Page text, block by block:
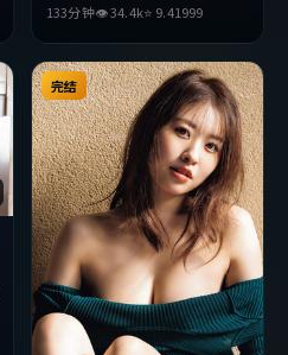
等主演。影片在叙事与视听上力
求突破，探讨人性与抉择，节奏
张弛有度，适合喜欢该类型的观
众完整观看。
133分钟👁34.4k⭐ 9.41999
完结